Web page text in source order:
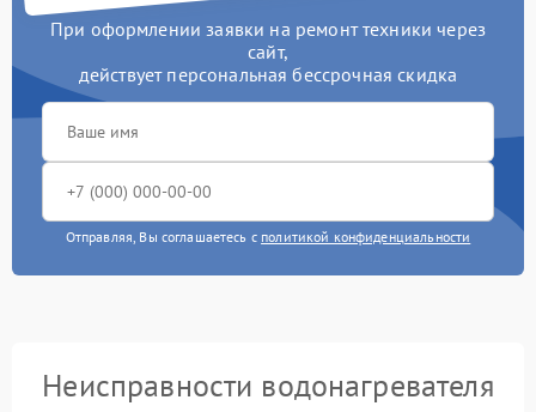
При оформлении заявки на ремонт техники через
сайт,
действует персональная бессрочная скидка
Отправляя, Вы соглашаетесь с политикой конфиденциальности
Неисправности водонагревателя